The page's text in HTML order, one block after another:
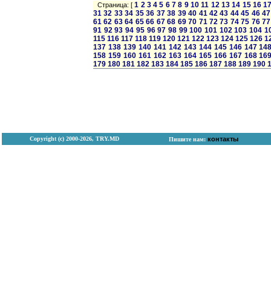
Страница: [1 2 3 4 5 6 7 8 9 10 11 12 13 14 15 16
31 32 33 34 35 36 37 38 39 40 41 42 43 44 45 46 47
61 62 63 64 65 66 67 68 69 70 71 72 73 74 75 76 77
91 92 93 94 95 96 97 98 99 100 101 102 103 104
115 116 117 118 119 120 121 122 123 124 125 126
137 138 139 140 141 142 143 144 145 146 147
158 159 160 161 162 163 164 165 166 167 168
179 180 181 182 183 184 185 186 187 188 189 190
Copyright (с) 2000-2026, TRY.MD Пишите нам: контакты